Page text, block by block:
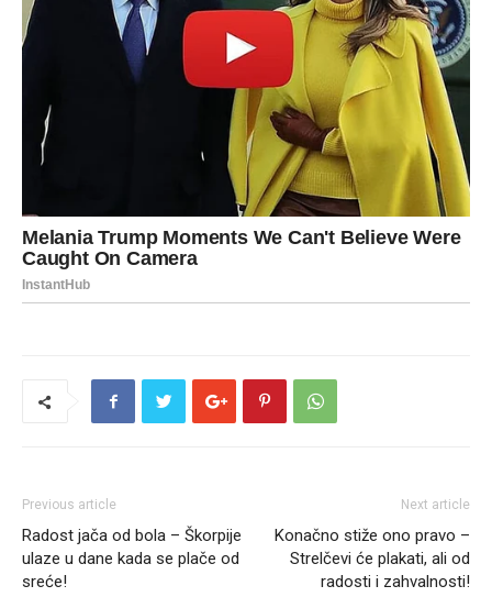
Previous article
Radost jača od bola – Škorpije
ulaze u dane kada se plače od
sreće!
Next article
Konačno stiže ono pravo –
Strelčevi će plakati, ali od
radosti i zahvalnosti!